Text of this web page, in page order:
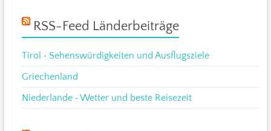
RSS-Feed Länderbeiträge
Tirol • Sehenswürdigkeiten und Ausflugsziele
Griechenland
Niederlande • Wetter und beste Reisezeit